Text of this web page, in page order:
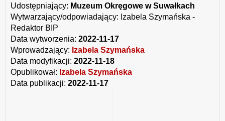
Udostępniający: Muzeum Okręgowe w Suwałkach
Wytwarzający/odpowiadający: Izabela Szymańska -
Redaktor BIP
Data wytworzenia: 2022-11-17
Wprowadzający: Izabela Szymańska
Data modyfikacji: 2022-11-18
Opublikował: Izabela Szymańska
Data publikacji: 2022-11-17